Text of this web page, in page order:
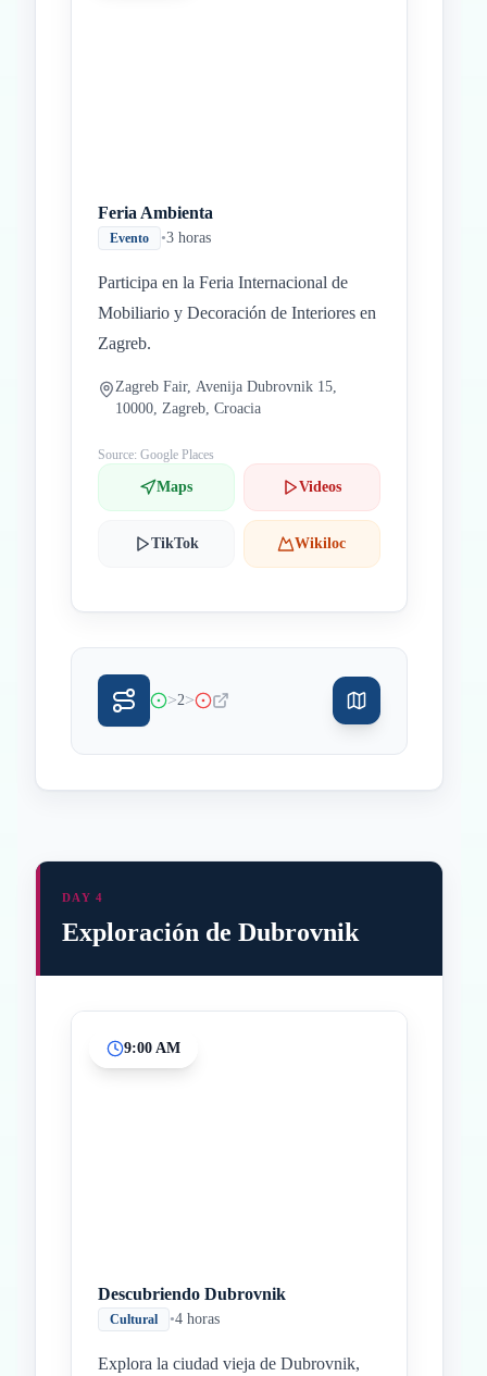
Feria Ambienta
Evento •3 horas
Participa en la Feria Internacional de
Mobiliario y Decoración de Interiores en
Zagreb.
Zagreb Fair, Avenija Dubrovnik 15,
10000, Zagreb, Croacia
Source: Google Places
Maps Videos
TikTok Wikiloc
>2>
DAY 4
Exploración de Dubrovnik
9:00 AM
Descubriendo Dubrovnik
Cultural •4 horas
Explora la ciudad vieja de Dubrovnik,